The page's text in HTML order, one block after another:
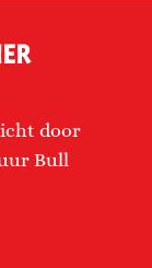
door
Bull